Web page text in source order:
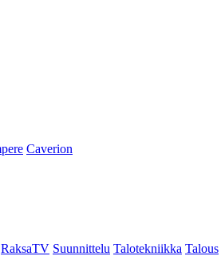
Caverion
RaksaTV Suunnittelu Talotekniikka Talous